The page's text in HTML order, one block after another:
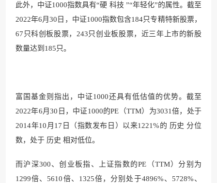
此外，中证1000指数具有“硬 科技 ”“年轻化”的属性。截至
2022年6月30日，中证1000指数包含184只专精特新股票，
67只科创板股票，243只创业板股票，近三年上市的新股
数量达到185只。
富国基金则指出，中证1000还具有低估值的优势。截至
2022年6月30日，中证1000的PE（TTM）为3031倍，处于
2014年10月17日（指数发布日）以来1221%的 历史 分位
数，处于 历史 相对低位。
而沪深300、创业板指、上证指数的PE（TTM）分别为
1299倍、5610倍、1325倍，分别处于4896%、5728%、